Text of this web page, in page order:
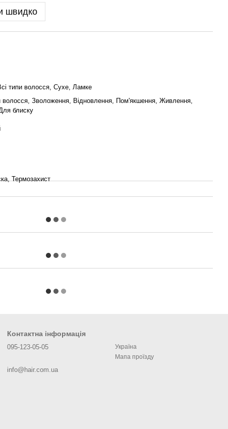
швидко
типи волосся, Сухе, Ламке
Зволоження, Відновлення, Пом'якшення, Живлення,
блиску
Термозахист
Контактна інформація
095-123-05-05
info@hair.com.ua
Україна
Мапа проїзду